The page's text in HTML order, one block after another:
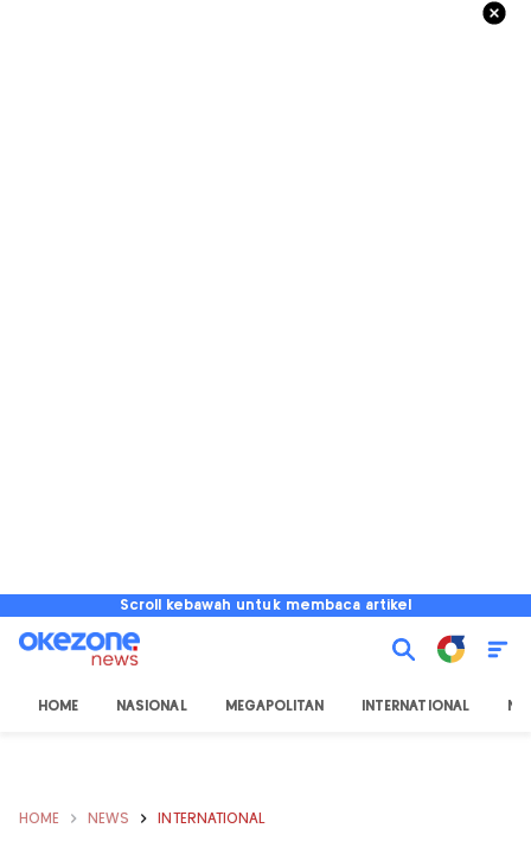
Scroll kebawah untuk membaca artikel
HOME NASIONAL MEGAPOLITAN INTERNATIONAL
HOME NEWS INTERNATIONAL